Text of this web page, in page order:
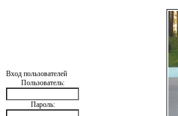
Вход пользователей
Пользователь:
Пароль: